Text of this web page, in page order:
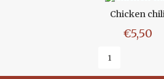
Chicken
€5,50